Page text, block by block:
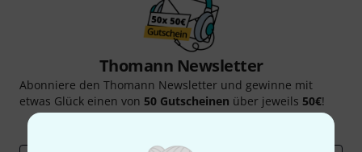
Thomann Newsletter
Abonniere den Thomann Newsletter und gewinne mit
etwas Glück einen von 50 Gutscheinen über jeweils 50€!
Thomann Insights